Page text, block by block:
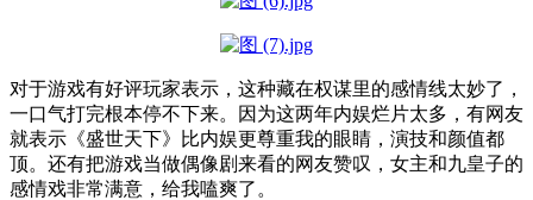
对于游戏有好评玩家表示，这种藏在权谋里的感情线太妙了，
一口气打完根本停不下来。
因为这两年内娱烂片太多，有网友
就表示《盛世天下》比内娱更尊重我的眼睛，演技和颜值都
顶。还有把游戏当做偶像剧来看的网友赞叹，女主和九皇子的
感情戏非常满意，给我嗑爽了。